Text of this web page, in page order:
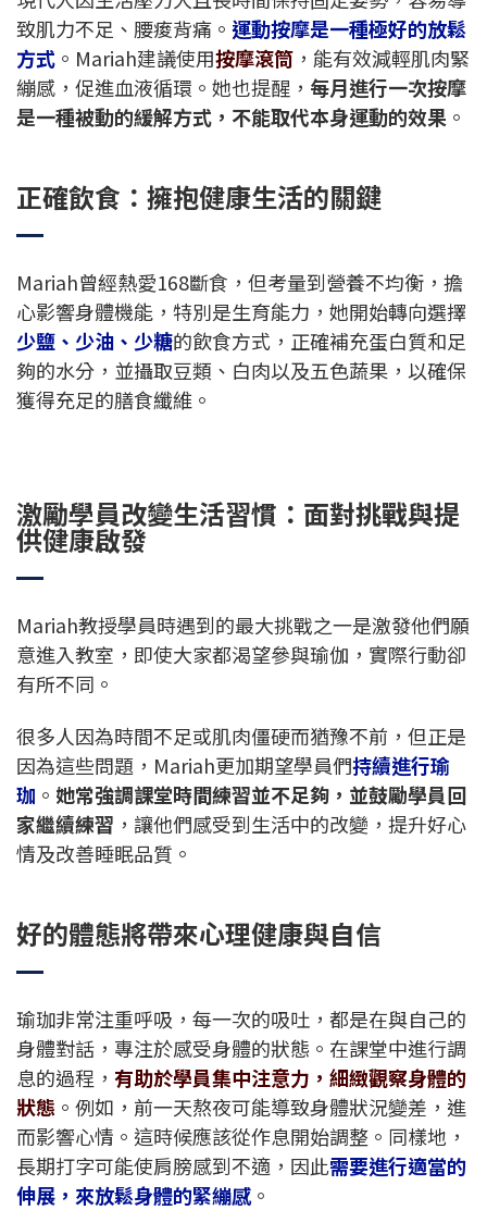
致肌力不足、腰痠背痛。 運動按摩是一種極好的放鬆
方式 。Mariah建議使用按摩滾筒 ，能有效減輕肌肉緊
繃感，促進血液循環。她也提醒， 每月進行一次按摩
是一種被動的緩解方式，不能取代本身運動的效果 。
正確飲食：擁抱健康生活的關鍵
Mariah曾經熱愛168斷食，但考量到營養不均衡，擔
心影響身體機能，特別是生育能力，她開始轉向選擇
少鹽、少油、少糖的飲食方式，正確補充蛋白質和足
夠的水分，並攝取豆類、白肉以及五色蔬果，以確保
獲得充足的膳食纖維。
激勵學員改變生活習慣：面對挑戰與提
供健康啟發
Mariah教授學員時遇到的最大挑戰之一是激發他們願
意進入教室，即使大家都渴望參與瑜伽，實際行動卻
有所不同。
很多人因為時間不足或肌肉僵硬而猶豫不前，但正是
因為這些問題，Mariah更加期望學員們持續進行瑜
珈 。 她常強調課堂時間練習並不足夠，並鼓勵學員回
家繼續練習 ，讓他們感受到生活中的改變，提升好心
情及改善睡眠品質。
好的體態將帶來心理健康與自信
瑜珈非常注重呼吸，每一次的吸吐，都是在與自己的
身體對話，專注於感受身體的狀態。在課堂中進行調
息的過程， 有助於學員集中注意力，細緻觀察身體的
狀態 。例如，前一天熬夜可能導致身體狀況變差，進
而影響心情。這時候應該從作息開始調整。同樣地，
長期打字可能使肩膀感到不適，因此需要進行適當的
伸展，來放鬆身體的緊繃感。